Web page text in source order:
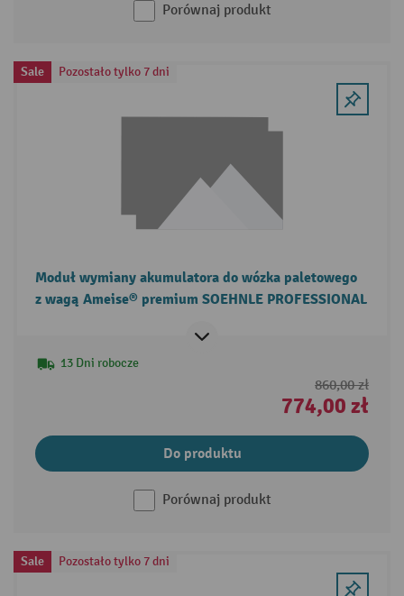
Porównaj produkt
Sale Pozostało tylko 7 dni
Moduł wymiany akumulatora do wózka paletowego
z wagą Ameise® premium SOEHNLE PROFESSIONAL
13 Dni robocze
860,00 zł
774,00 zł
Do produktu
Porównaj produkt
Sale Pozostało tylko 7 dni